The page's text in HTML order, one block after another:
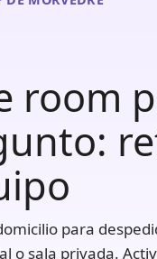
room
para
o sala privada.